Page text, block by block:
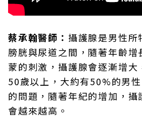
蔡承翰醫師： 攝護腺是男性所
膀胱與尿道之間，隨著年齡增
蒙的刺激，攝護腺會逐漸增大
50歲以上，大約有50%的男
的問題，隨著年紀的增加，攝
會越來越高。